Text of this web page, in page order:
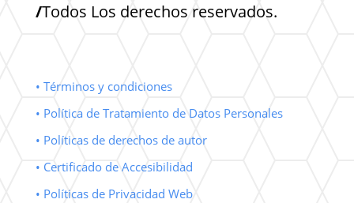
/Todos Los derechos reservados.
• Términos y condiciones
• Política de Tratamiento de Datos Personales
• Políticas de derechos de autor
• Certificado de Accesibilidad
• Políticas de Privacidad Web